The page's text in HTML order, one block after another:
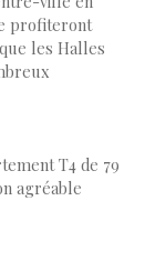
profiteront
les Halles
T4 de 79
agréable